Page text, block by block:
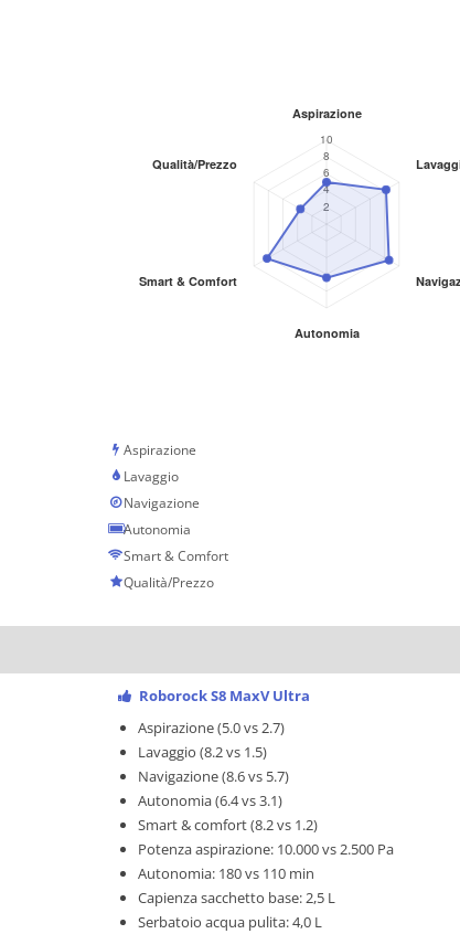
Aspirazione
Lavaggio
Navigazione
Autonomia
Smart & Comfort
Qualità/Prezzo
Roborock S8 MaxV Ultra
Aspirazione (5.0 vs 2.7)
Lavaggio (8.2 vs 1.5)
Navigazione (8.6 vs 5.7)
Autonomia (6.4 vs 3.1)
Smart & comfort (8.2 vs 1.2)
Potenza aspirazione: 10.000 vs 2.500 Pa
Autonomia: 180 vs 110 min
Capienza sacchetto base: 2,5 L
Serbatoio acqua pulita: 4,0 L